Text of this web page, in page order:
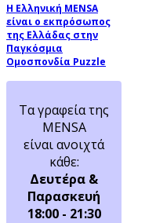
Η Ελληνική MENSA
είναι ο εκπρόσωπος
της Ελλάδας στην
Παγκόσμια
Ομοσπονδία Puzzle
Τα γραφεία της
MENSA
είναι ανοιχτά
κάθε:
Δευτέρα &
Παρασκευή
18:00 - 21:30